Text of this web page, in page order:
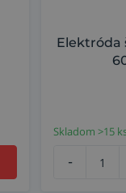
Elektróda
Skladom >15
-